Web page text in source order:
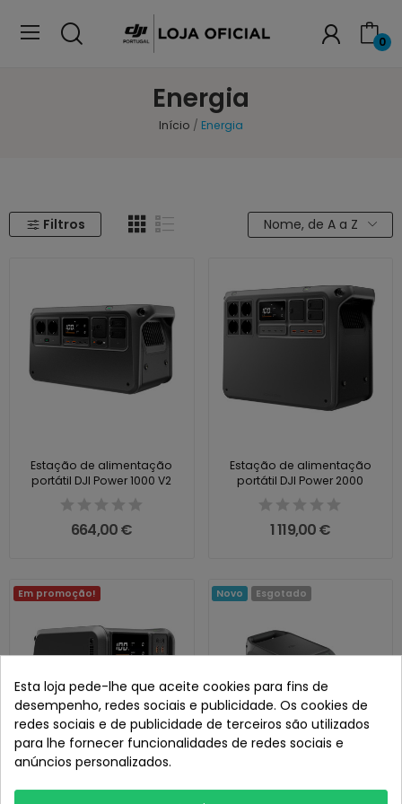
0
Energia
Início Energia
Filtros Nome, de A a Z
Estação de alimentação
portátil DJI Power 1000 V2
664,00 €
Estação de alimentação
portátil DJI Power 2000
1 119,00 €
Em promoção!
Estação de alimentação
Novo Esgotado
Estação de alimentação
Esta loja pede-lhe que aceite cookies para fins de
desempenho, redes sociais e publicidade. Os cookies de
redes sociais e de publicidade de terceiros são utilizados
para lhe fornecer funcionalidades de redes sociais e
anúncios personalizados.